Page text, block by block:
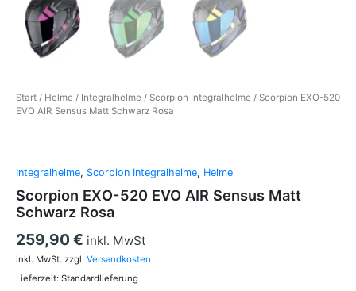
Start / Helme / Integralhelme / Scorpion Integralhelme / Scorpion EXO-520
EVO AIR Sensus Matt Schwarz Rosa
Integralhelme, Scorpion Integralhelme, Helme
Scorpion EXO-520 EVO AIR Sensus Matt
Schwarz Rosa
259,90€ inkl. MwSt
inkl. MwSt. zzgl. Versandkosten
Lieferzeit: Standardlieferung